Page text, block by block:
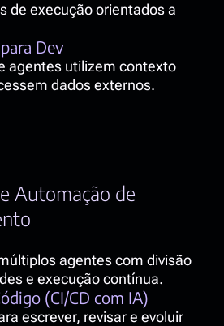
de execução orientados a
Dev
agentes utilizem contexto
dados externos.
Automação de
agentes com divisão
e execução contínua.
(CI/CD com IA)
escrever, revisar e evoluir